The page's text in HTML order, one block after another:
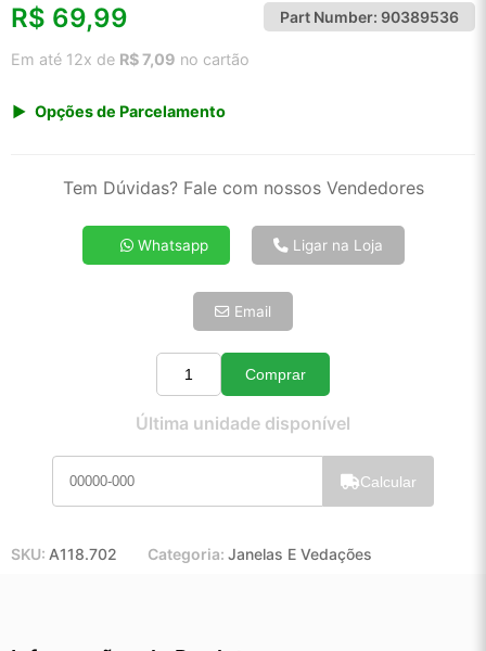
R$ 69,99 Part Number: 90389536
Em até 12x de R$ 7,09 no cartão
Opções de Parcelamento
2x de R$ 37,67
4x de R$ 19,40
5x de R$ 15,72
Tem Dúvidas? Fale com nossos Vendedores
Whatsapp Ligar na Loja
Email
Quantidade
Comprar
Última unidade disponível
Calcular
SKU: A118.702 Categoria: Janelas E Vedações